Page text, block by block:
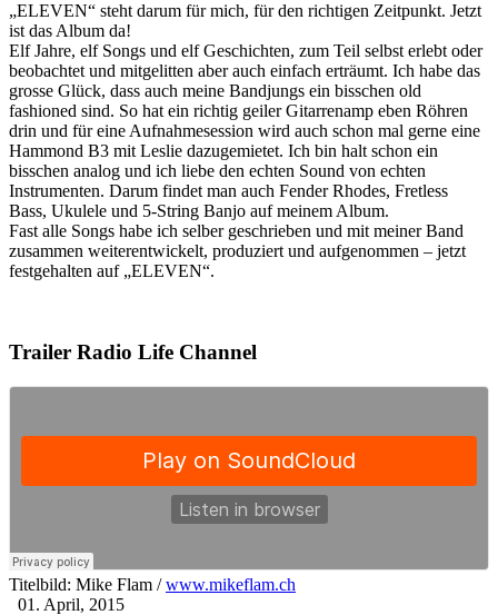
„ELEVEN“ steht darum für mich, für den richtigen Zeitpunkt. Jetzt
ist das Album da!
Elf Jahre, elf Songs und elf Geschichten, zum Teil selbst erlebt oder
beobachtet und mitgelitten aber auch einfach erträumt. Ich habe das
grosse Glück, dass auch meine Bandjungs ein bisschen old
fashioned sind. So hat ein richtig geiler Gitarrenamp eben Röhren
drin und für eine Aufnahmesession wird auch schon mal gerne eine
Hammond B3 mit Leslie dazugemietet. Ich bin halt schon ein
bisschen analog und ich liebe den echten Sound von echten
Instrumenten. Darum findet man auch Fender Rhodes, Fretless
Bass, Ukulele und 5-String Banjo auf meinem Album.
Fast alle Songs habe ich selber geschrieben und mit meiner Band
zusammen weiterentwickelt, produziert und aufgenommen – jetzt
festgehalten auf „ELEVEN“.
Trailer Radio Life Channel
Titelbild: Mike Flam /www.mikeflam.ch
01. April, 2015